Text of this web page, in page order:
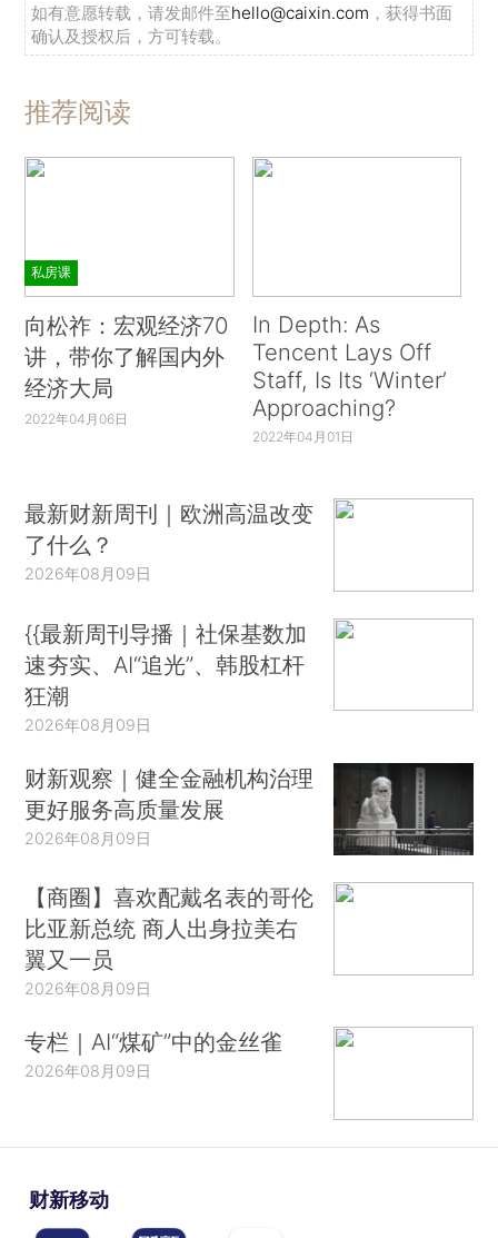
如有意愿转载，请发邮件至hello@caixin.com ，获得书面
确认及授权后，方可转载。
推荐阅读
私房课
向松祚：宏观经济70
讲，带你了解国内外
经济大局
2022年04月06日
In Depth: As
Tencent Lays Off
Staff, Is Its ‘Winter’
Approaching?
2022年04月01日
最新财新周刊｜欧洲高温改变
了什么？
2026年08月09日
{{最新周刊导播｜社保基数加
速夯实、AI“追光”、韩股杠杆
狂潮
2026年08月09日
财新观察｜健全金融机构治理
更好服务高质量发展
2026年08月09日
【商圈】喜欢配戴名表的哥伦
比亚新总统 商人出身拉美右
翼又一员
2026年08月09日
专栏｜AI“煤矿”中的金丝雀
2026年08月09日
财新移动